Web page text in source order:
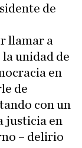
de
llamar a
unidad de
en
de
con un
justicia en
– delirio